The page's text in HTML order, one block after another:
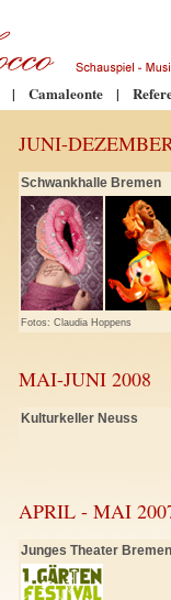
| Camaleonte |
JUNI-
Schwankhalle Bremen
Fotos: Claudia Hoppens
MAI-JUNI 2008
Kulturkeller Neuss
APRIL - MAI
Junges Theater Bremen